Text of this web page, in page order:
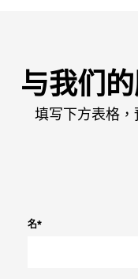
与我们
填写下方表格，
名*